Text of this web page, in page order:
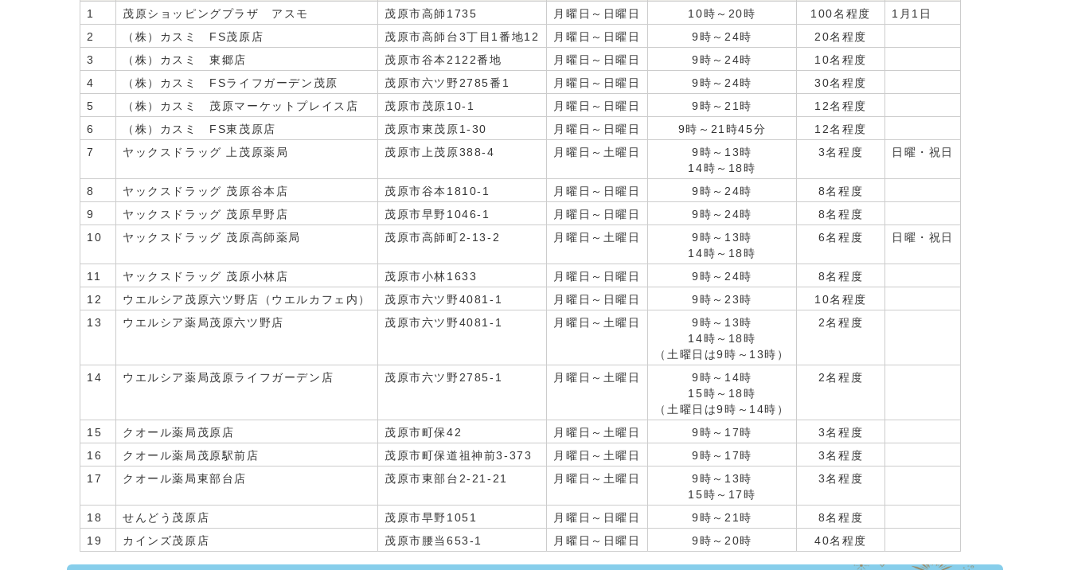
1
茂原ショッピングプラザ アスモ 茂原市高師1735 月曜日～日曜日 10時～20時 100名程度
1月1日
2
（株）カスミ FS茂原店 茂原市高師台3丁目1番地12 月曜日～日曜日 9時～24時
20名程度
3
（株）カスミ 東郷店 茂原市谷本2122番地 月曜日～日曜日 9時～24時
10名程度
4
（株）カスミ FSライフガーデン茂原 茂原市六ツ野2785番1 月曜日～日曜日 9時～24時
30名程度
5
（株）カスミ 茂原マーケットプレイス店 茂原市茂原10-1 月曜日～日曜日 9時～21時
12名程度
6
（株）カスミ FS東茂原店 茂原市東茂原1-30 月曜日～日曜日 9時～21時45分
12名程度
7
ヤックスドラッグ 上茂原薬局 茂原市上茂原388-4 月曜日～土曜日
9時～13時
14時～18時
3名程度 日曜・祝日
8 ヤックスドラッグ 茂原谷本店 茂原市谷本1810-1 月曜日～日曜日 9時～24時
8名程度
9
ヤックスドラッグ 茂原早野店 茂原市早野1046-1 月曜日～日曜日 9時～24時
8名程度
10
ヤックスドラッグ 茂原高師薬局 茂原市高師町2-13-2 月曜日～土曜日
9時～13時
14時～18時
6名程度 日曜・祝日
11 ヤックスドラッグ 茂原小林店 茂原市小林1633 月曜日～日曜日 9時～24時
8名程度
12
ウエルシア茂原六ツ野店（ウエルカフェ内） 茂原市六ツ野4081-1 月曜日～日曜日 9時～23時
10名程度
13
ウエルシア薬局茂原六ツ野店 茂原市六ツ野4081-1 月曜日～土曜日
9時～13時
14時～18時
（土曜日は9時～13時）
2名程度
14 ウエルシア薬局茂原ライフガーデン店 茂原市六ツ野2785-1 月曜日～土曜日
9時～14時
15時～18時
（土曜日は9時～14時）
2名程度
15 クオール薬局茂原店 茂原市町保42 月曜日～土曜日 9時～17時
3名程度
16
クオール薬局茂原駅前店 茂原市町保道祖神前3-373 月曜日～土曜日 9時～17時
3名程度
17
クオール薬局東部台店 茂原市東部台2-21-21 月曜日～土曜日
9時～13時
15時～17時
3名程度
18 せんどう茂原店 茂原市早野1051 月曜日～日曜日 9時～21時
8名程度
19
カインズ茂原店 茂原市腰当653-1 月曜日～日曜日 9時～20時 40名程度